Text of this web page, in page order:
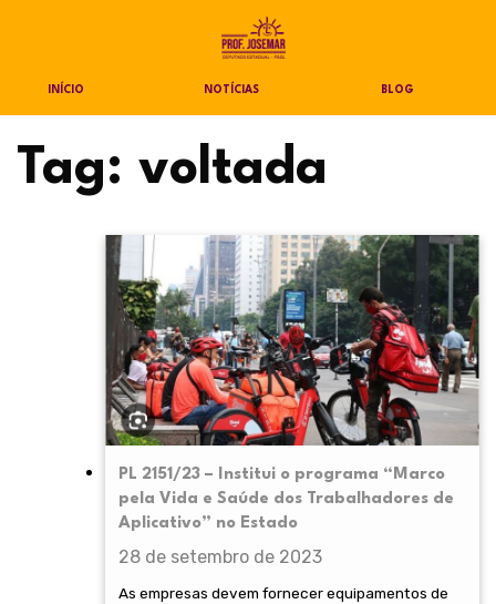
INÍCIO NOTÍCIAS BLOG
Tag: voltada
PL 2151/23 – Institui o programa “Marco
pela Vida e Saúde dos Trabalhadores de
Aplicativo” no Estado
28 de setembro de 2023
As empresas devem fornecer equipamentos de